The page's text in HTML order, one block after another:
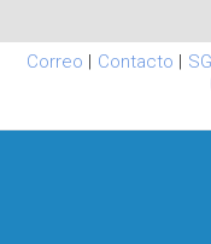
Correo | Contacto |